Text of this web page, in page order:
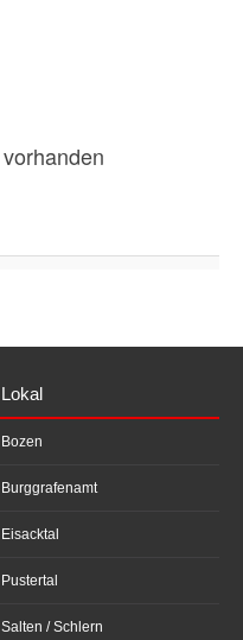
vorhanden
Lokal
Bozen
Burggrafenamt
Eisacktal
Pustertal
Salten / Schlern